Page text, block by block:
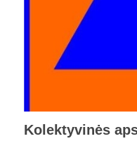
Kolektyvinės